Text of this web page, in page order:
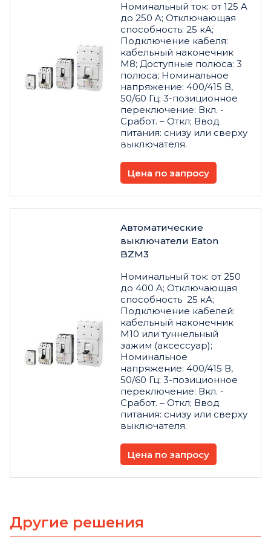
Номинальный ток: от 125 A
до 250 A; Отключающая
способность: 25 кА;
Подключение кабеля:
кабельный наконечник
M8; Доступные полюса: 3
полюса; Номинальное
напряжение: 400/415 В,
50/60 Гц; 3-позиционное
переключение: Вкл. -
Сработ. – Откл; Ввод
питания: снизу или сверху
выключателя.
Цена по запросу
Автоматические
выключатели Eaton
BZM3
Номинальный ток: от 250
до 400 A; Отключающая
способность 25 кА;
Подключение кабелей:
кабельный наконечник
M10 или туннельный
зажим (аксессуар);
Номинальное
напряжение: 400/415 В,
50/60 Гц; 3-позиционное
переключение: Вкл. -
Сработ. – Откл; Ввод
питания: снизу или сверху
выключателя.
Цена по запросу
Другие решения